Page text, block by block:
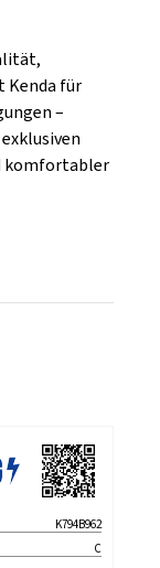
Kenda für
–
komfortabler
K794B962
C